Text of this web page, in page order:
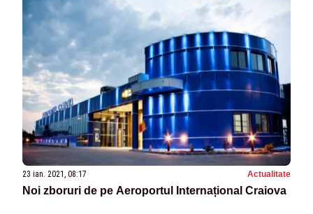
23 ian. 2021, 08:17 Actualitate
Noi zboruri de pe Aeroportul Internațional Craiova